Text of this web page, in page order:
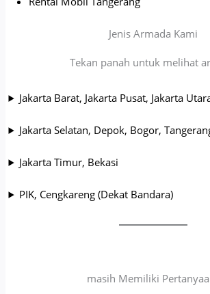
Jenis Armada Kami
Tekan panah untuk melihat
Jakarta Barat, Jakarta Pusat, Jakarta
Jakarta Selatan, Depok, Bogor,
Jakarta Timur, Bekasi
PIK, Cengkareng (Dekat Bandara)
masih Memiliki